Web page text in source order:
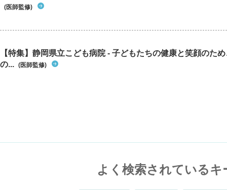
(医師監修)
【特集】静岡県立こども病院 - 子どもたちの健康と笑顔のた
の... (医師監修)
よく検索されているキ